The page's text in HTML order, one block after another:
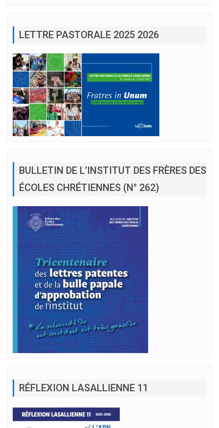
LETTRE PASTORALE 2025 2026
BULLETIN DE L’INSTITUT DES FRÈRES DES
ÉCOLES CHRÉTIENNES (N° 262)
RÉFLEXION LASALLIENNE 11